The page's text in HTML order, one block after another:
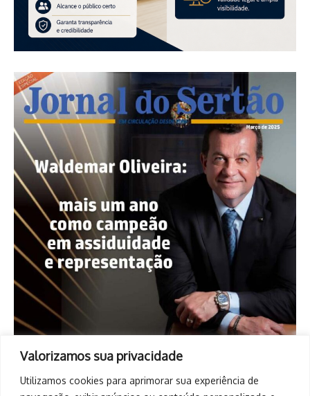
Valorizamos sua privacidade
Utilizamos cookies para aprimorar sua experiência de